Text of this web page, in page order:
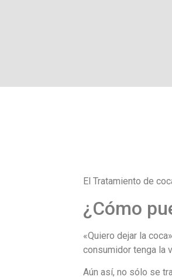
El Tratamiento de
¿Cómo
«Quiero dejar la
consumidor tenga la
Aún así, no sólo se